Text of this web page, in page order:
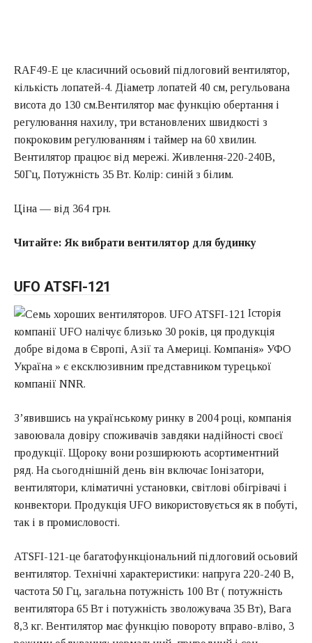
RAF49-E це класичний осьовий підлоговий вентилятор,
кількість лопатей-4. Діаметр лопатей 40 см, регульована
висота до 130 см.Вентилятор має функцію обертання і
регулювання нахилу, три встановлених швидкості з
покроковим регулюванням і таймер на 60 хвилин.
Вентилятор працює від мережі. Живлення-220-240В,
50Гц, Потужність 35 Вт. Колір: синій з білим.
Ціна — від 364 грн.
Читайте: Як вибрати вентилятор для будинку
UFO ATSFI-121
Історія
компанії UFO налічує близько 30 років, ця продукція
добре відома в Європі, Азії та Америці. Компанія» УФО
Україна » є ексклюзивним представником турецької
компанії NNR.
З’явившись на українському ринку в 2004 році, компанія
завоювала довіру споживачів завдяки надійності своєї
продукції. Щороку вони розширюють асортиментний
ряд. На сьогоднішній день він включає Іонізатори,
вентилятори, кліматичні установки, світлові обігрівачі і
конвектори. Продукція UFO використовується як в побуті,
так і в промисловості.
ATSFI-121-це багатофункціональний підлоговий осьовий
вентилятор. Технічні характеристики: напруга 220-240 В,
частота 50 Гц, загальна потужність 100 Вт ( потужність
вентилятора 65 Вт і потужність зволожувача 35 Вт), Вага
8,3 кг. Вентилятор має функцію повороту вправо-вліво, 3